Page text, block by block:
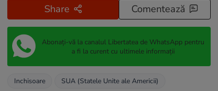
Share Comentează
Abonați-vă la canalul Libertatea de WhatsApp pentru
a fi la curent cu ultimele informații
Inchisoare SUA (Statele Unite ale Americii)